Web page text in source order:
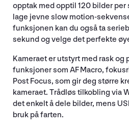
opptak med opptil 120 bilder
lage jevne slow motion-
funksjonen kan du også ta
sekund og velge det perfekte
Kameraet er utstyrt med rask
funksjoner som AF Macro,
Post Focus, som gir deg større
kameraet. Trådløs tilkobling via
det enkelt å dele bilder, mens
bruk på farten.